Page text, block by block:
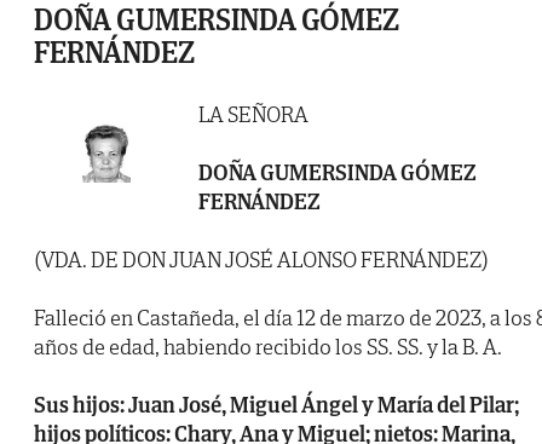
DOÑA GUMERSINDA GÓMEZ
FERNÁNDEZ
LA SEÑORA
DOÑA GUMERSINDA GÓMEZ
FERNÁNDEZ
(VDA. DE DON JUAN JOSÉ ALONSO FERNÁNDEZ)
Falleció en Castañeda, el día 12 de marzo de 2023, a los
años de edad, habiendo recibido los SS. SS. y la B. A.
Sus hijos: Juan José, Miguel Ángel y María del Pilar;
hijos políticos: Chary, Ana y Miguel; nietos: Marina,